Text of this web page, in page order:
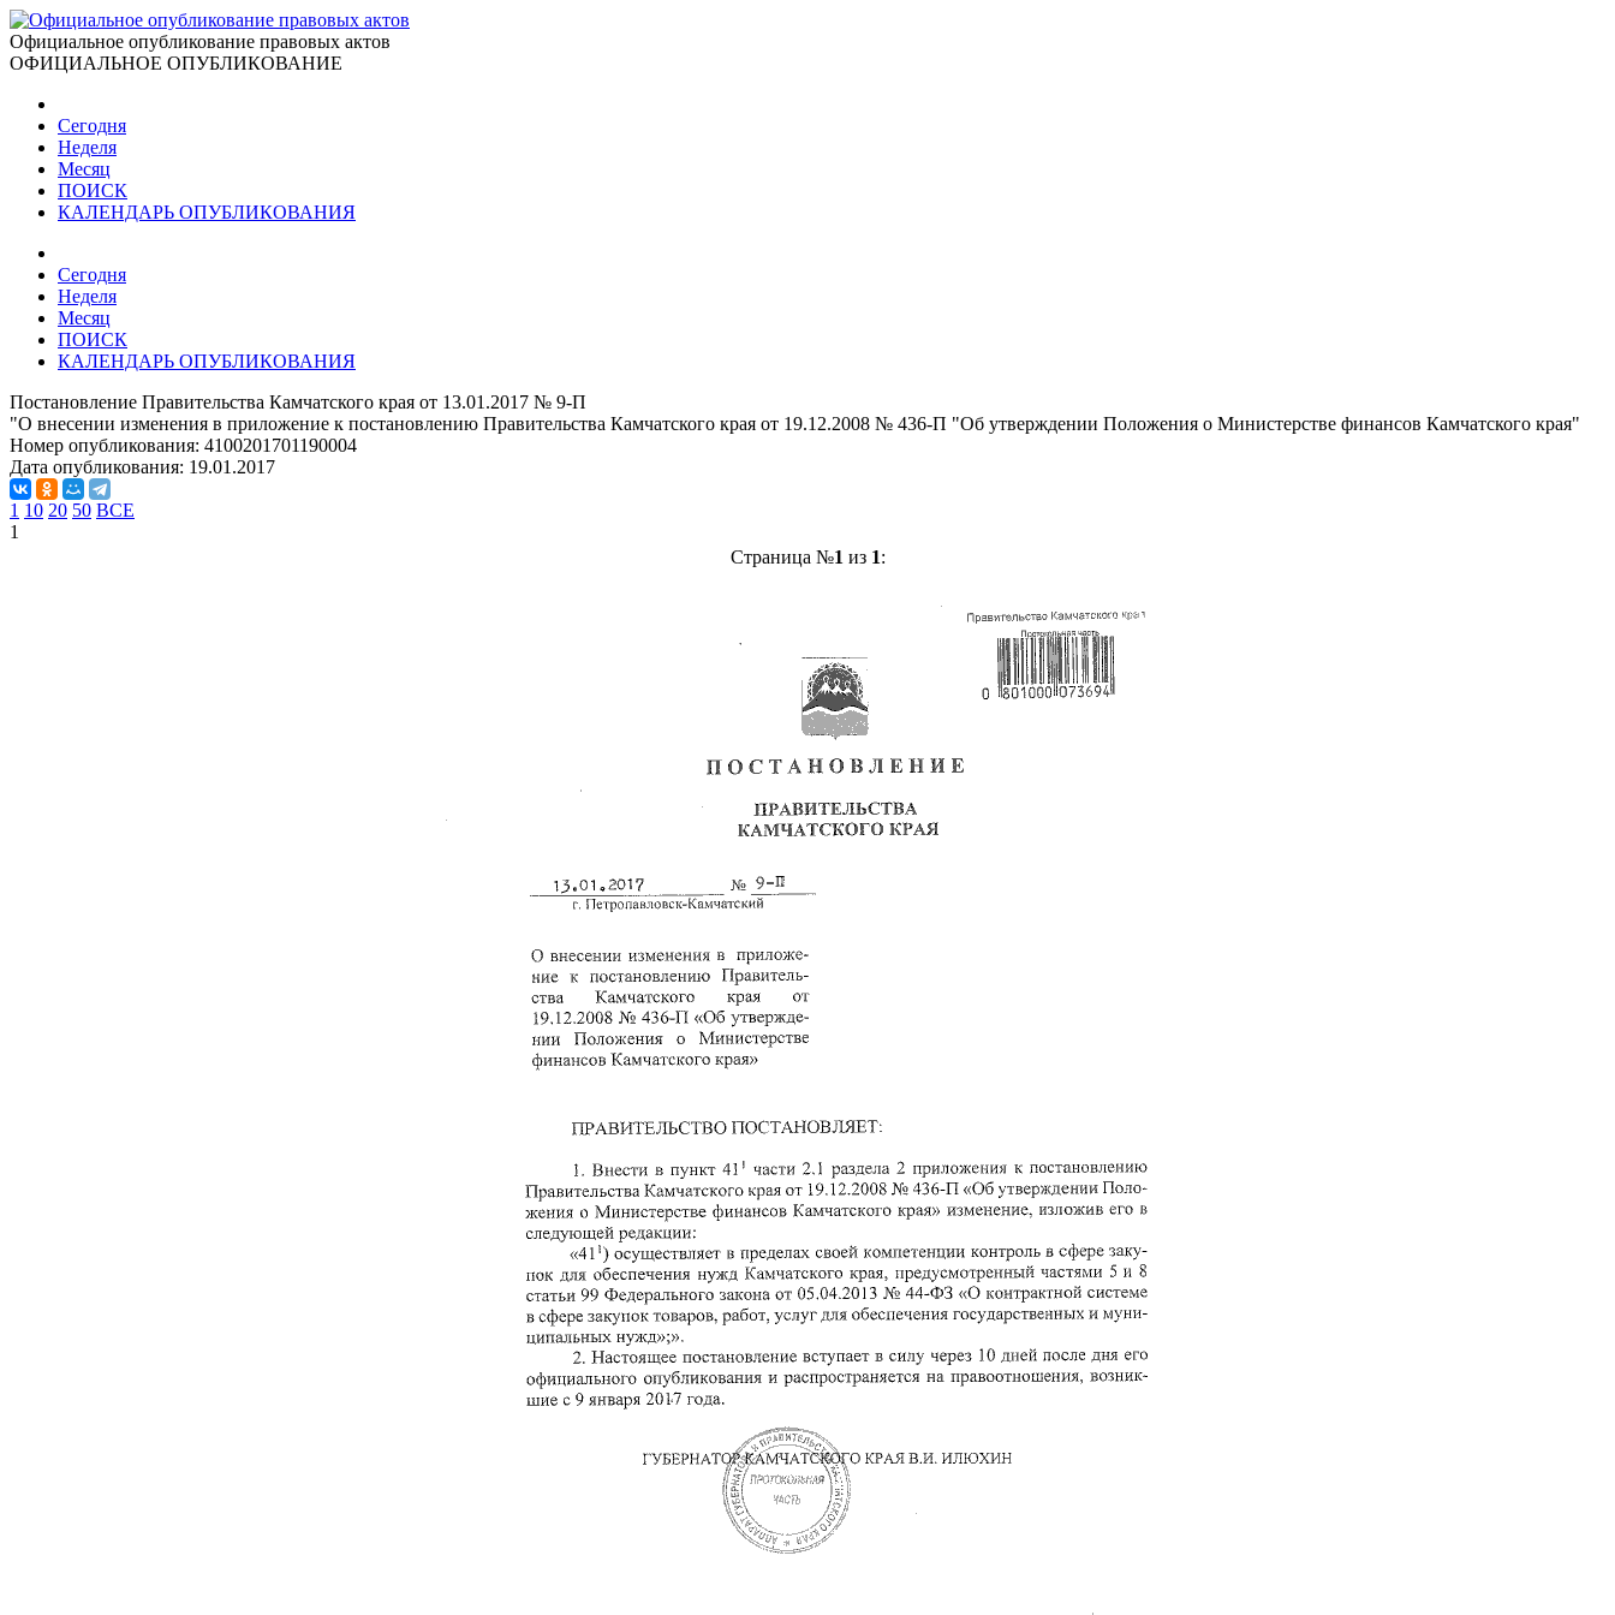
Официальное опубликование правовых актов
ОФИЦИАЛЬНОЕ ОПУБЛИКОВАНИЕ
Сегодня
Неделя
Месяц
ПОИСК
КАЛЕНДАРЬ ОПУБЛИКОВАНИЯ
Сегодня
Неделя
Месяц
ПОИСК
КАЛЕНДАРЬ ОПУБЛИКОВАНИЯ
Постановление Правительства Камчатского края от 13.01.2017 № 9-П
"О внесении изменения в приложение к постановлению Правительства Камчатского края от 19.12.2008 № 436-П "Об утверждении Положения о Министерстве финансов Камчатского края"
Номер опубликования: 4100201701190004
Дата опубликования: 19.01.2017
1 10 20 50 ВСЕ
1
Страница №1 из 1: